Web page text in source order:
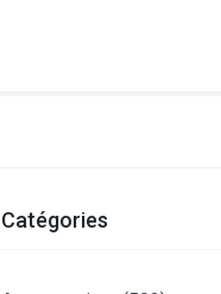
Catégories